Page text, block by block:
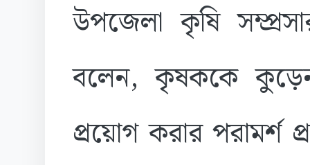
উপজেলা কৃষি
বলেন, কৃষককে
প্রয়োগ করার পরামর্শ